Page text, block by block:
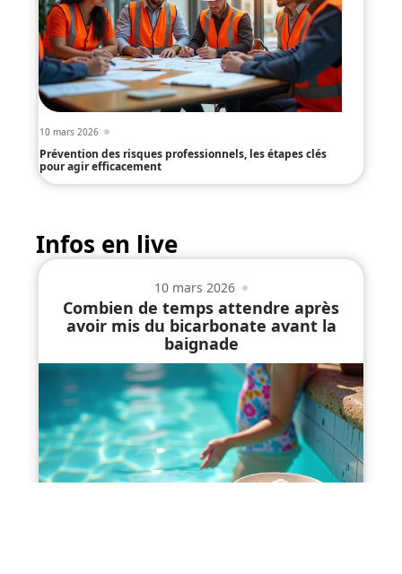
10 mars 2026
Prévention des risques professionnels, les étapes clés
pour agir efficacement
Infos en live
10 mars 2026
Combien de temps attendre après
avoir mis du bicarbonate avant la
baignade